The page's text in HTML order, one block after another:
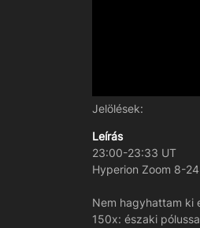
Jelölések:
Leírás
23:00-23:33 UT
Hyperion Zoom 8-
Nem hagyhattam ki
150x: északi